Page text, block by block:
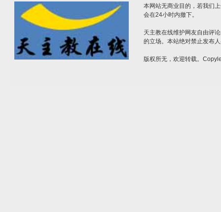
本网站无商业目的，若我们
会在24小时内撤下。
天主教在线维护网友自由评
的立场。本站绝对禁止发布
版权所无，欢迎转载。